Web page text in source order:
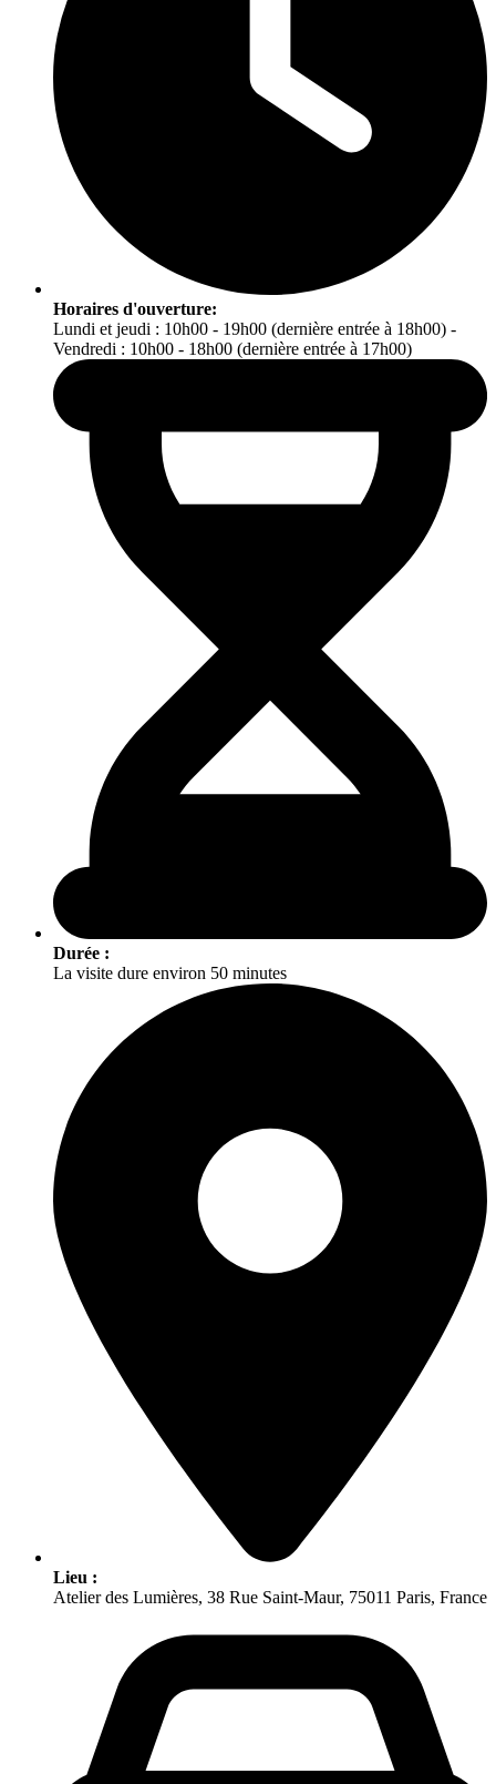
Horaires d'ouverture:
Lundi et jeudi : 10h00 - 19h00 (dernière entrée à 18h00) -
Vendredi : 10h00 - 18h00 (dernière entrée à 17h00)
Durée :
La visite dure environ 50 minutes
Lieu :
Atelier des Lumières, 38 Rue Saint-Maur, 75011 Paris, France